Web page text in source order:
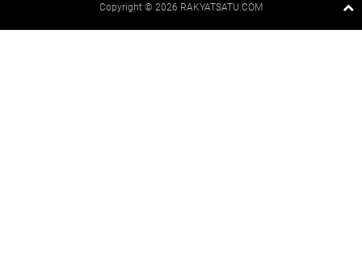
Copyright © 2026 RAKYATSATU.COM
Raushan